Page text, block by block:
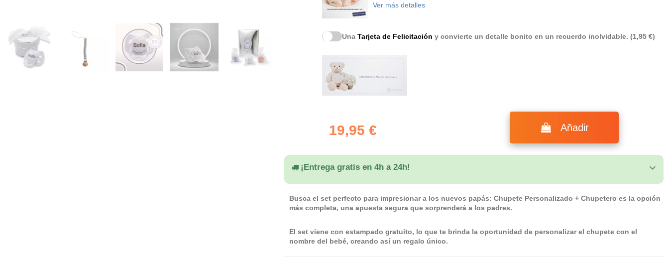
Ver más detalles
Una Tarjeta de Felicitación y convierte un detalle bonito en un recuerdo inolvidable. (1,95 €)
19,95 € Añadir
¡Entrega gratis en 4h a 24h!
Busca el set perfecto para impresionar a los nuevos papás: Chupete Personalizado + Chupetero es la opción
más completa, una apuesta segura que sorprenderá a los padres.
El set viene con estampado gratuito, lo que te brinda la oportunidad de personalizar el chupete con el
nombre del bebé, creando así un regalo único.